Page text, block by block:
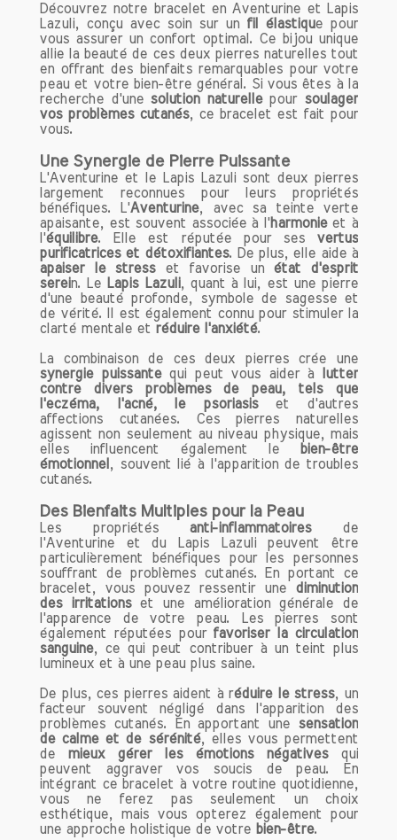
Découvrez notre bracelet en Aventurine et Lapis
Lazuli, conçu avec soin sur un fil élastique pour
vous assurer un confort optimal. Ce bijou unique
allie la beauté de ces deux pierres naturelles tout
en offrant des bienfaits remarquables pour votre
peau et votre bien-être général. Si vous êtes à la
recherche d'une solution naturellepour soulager
vos problèmes cutanés, ce bracelet est fait pour
vous.
Une Synergie de Pierre Puissante
L'Aventurine et le Lapis Lazuli sont deux pierres
largement reconnues pour leurs propriétés
bénéfiques. L'Aventurine, avec sa teinte verte
apaisante, est souvent associée à l'harmonieet à
l'équilibre. Elle est réputée pour ses vertus
purificatrices et détoxifiantes. De plus, elle aide à
apaiser le stresset favorise unétat d'esprit
serein. Le Lapis Lazuli, quant à lui, est une pierre
d'une beauté profonde, symbole de sagesse et
de vérité. Il est également connu pour stimuler la
clarté mentale et réduire l'anxiété.
La combinaison de ces deux pierres crée une
synergie puissantequi peut vous aider à
lutter
contre divers problèmes de peau, tels que
l'eczéma, l'acné, le psoriasis et d'autres
affections cutanées. Ces pierres naturelles
agissent non seulement au niveau physique, mais
elles influencent également le
bien-être
émotionnel , souvent lié à l'apparition de troubles
cutanés.
Des Bienfaits Multiples pour la Peau
Les propriétés anti-inflammatoiresde
l'Aventurine et du Lapis Lazuli peuvent être
particulièrement bénéfiques pour les personnes
souffrant de problèmes cutanés. En portant ce
bracelet, vous pouvez ressentir une diminution
des irritationset une amélioration générale de
l'apparence de votre peau. Les pierres sont
également réputées pourfavoriser la circulation
sanguine, ce qui peut contribuer à un teint plus
lumineux et à une peau plus saine.
De plus, ces pierres aident à réduire le stress, un
facteur souvent négligé dans l'apparition des
problèmes cutanés. En apportant une sensation
de calme et de sérénité, elles vous permettent
de mieux gérer les émotions négativesqui
peuvent aggraver vos soucis de peau. En
intégrant ce bracelet à votre routine quotidienne,
vous ne ferez pas seulement un choix
esthétique, mais vous opterez également pour
une approche holistique de votre bien-être.